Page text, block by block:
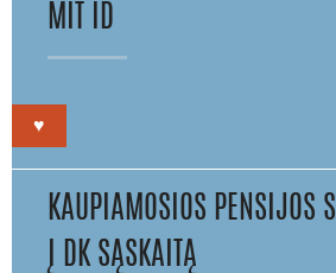
MIT ID
♥
KAUPIAMOSIOS PENSIJOS
Į DK SĄSKAITĄ